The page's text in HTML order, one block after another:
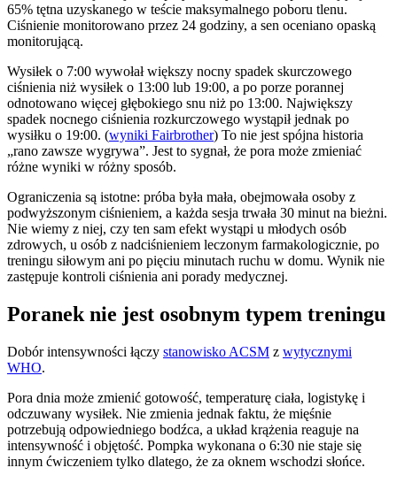
65% tętna uzyskanego w teście maksymalnego poboru tlenu.
Ciśnienie monitorowano przez 24 godziny, a sen oceniano opaską
monitorującą.
Wysiłek o 7:00 wywołał większy nocny spadek skurczowego
ciśnienia niż wysiłek o 13:00 lub 19:00, a po porze porannej
odnotowano więcej głębokiego snu niż po 13:00. Największy
spadek nocnego ciśnienia rozkurczowego wystąpił jednak po
wysiłku o 19:00. (wyniki Fairbrother) To nie jest spójna historia
„rano zawsze wygrywa”. Jest to sygnał, że pora może zmieniać
różne wyniki w różny sposób.
Ograniczenia są istotne: próba była mała, obejmowała osoby z
podwyższonym ciśnieniem, a każda sesja trwała 30 minut na bieżni.
Nie wiemy z niej, czy ten sam efekt wystąpi u młodych osób
zdrowych, u osób z nadciśnieniem leczonym farmakologicznie, po
treningu siłowym ani po pięciu minutach ruchu w domu. Wynik nie
zastępuje kontroli ciśnienia ani porady medycznej.
Poranek nie jest osobnym typem treningu
Dobór intensywności łączy stanowisko ACSM z wytycznymi
WHO.
Pora dnia może zmienić gotowość, temperaturę ciała, logistykę i
odczuwany wysiłek. Nie zmienia jednak faktu, że mięśnie
potrzebują odpowiedniego bodźca, a układ krążenia reaguje na
intensywność i objętość. Pompka wykonana o 6:30 nie staje się
innym ćwiczeniem tylko dlatego, że za oknem wschodzi słońce.